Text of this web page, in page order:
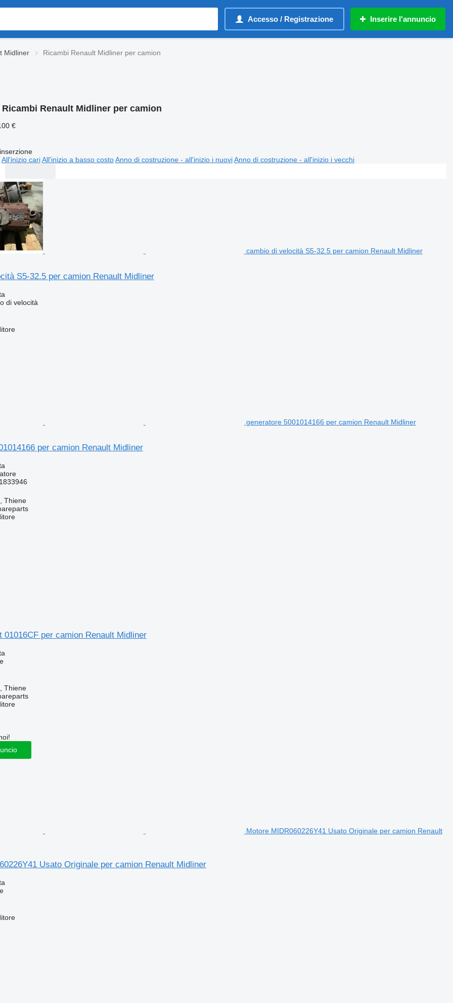
Accesso / Registrazione Inserire l'annuncio
Midliner Ricambi Renault Midliner per camion
Ricambi Renault Midliner per camion
€
All'inizio cari All'inizio a basso costo Anno di costruzione - all'inizio i nuovi Anno di costruzione - all'inizio i vecchi
cambio di velocità S5-32.5 per camion Renault Midliner
S5-32.5 per camion Renault Midliner
di velocità
generatore 5001014166 per camion Renault Midliner
per camion Renault Midliner
Thiene
01016CF per camion Renault Midliner
Thiene
Motore MIDR060226Y41 Usato Originale per camion Renault
Usato Originale per camion Renault Midliner